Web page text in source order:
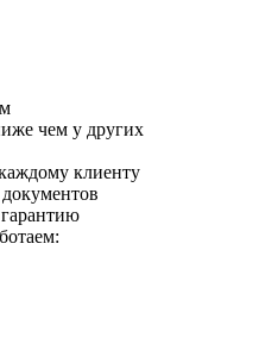
чем у других
клиенту